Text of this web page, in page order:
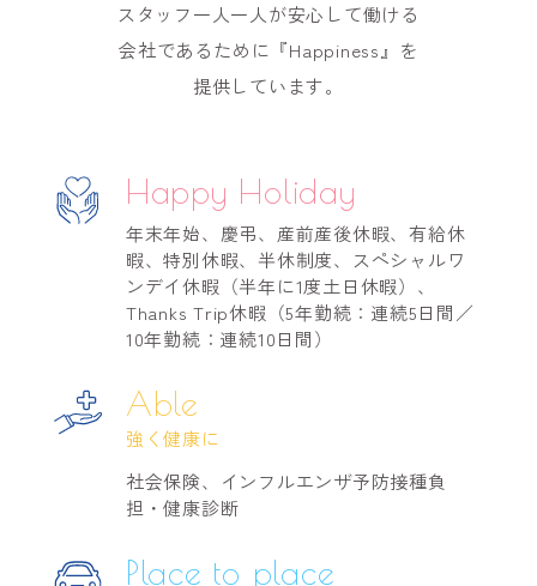
スタッフ一人一人が安心して働ける
会社であるために『Happiness』を
提供しています。
Happy Holiday
年末年始、慶弔、産前産後休暇、有給休
暇、特別休暇、半休制度、スペシャルワ
ンデイ休暇（半年に1度土日休暇）、
Thanks Trip休暇（5年勤続：連続5日間／
10年勤続：連続10日間）
Able
強く健康に
社会保険、インフルエンザ予防接種負
担・健康診断
Place to place